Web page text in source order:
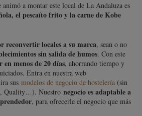
a montar este local de La Andaluza es
el pescaíto frito y la carne de Kobe
reconvertir locales a su marca, sean o no
sin salida de humos. Con este
menos de 20 días, ahorrando tiempo y
Entra en nuestra web
sus modelos de negocio de hostelería (sin
Quality…). Nuestro negocio es adaptable a
, para ofrecerle el negocio que más